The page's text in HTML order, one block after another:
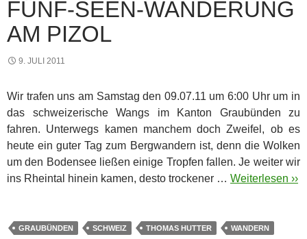
FÜNF-SEEN-WANDERUNG
AM PIZOL
9. JULI 2011
Wir trafen uns am Samstag den 09.07.11 um 6:00 Uhr um in
das schweizerische Wangs im Kanton Graubünden zu
fahren. Unterwegs kamen manchem doch Zweifel, ob es
heute ein guter Tag zum Bergwandern ist, denn die Wolken
um den Bodensee ließen einige Tropfen fallen. Je weiter wir
ins Rheintal hinein kamen, desto trockener … Weiterlesen ››
GRAUBÜNDEN SCHWEIZ THOMAS HUTTER WANDERN